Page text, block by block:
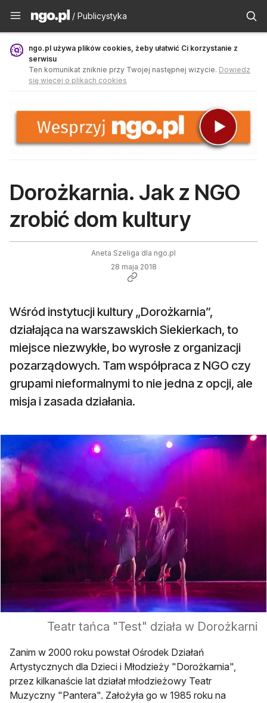
Publicystyka - ngo.pl
/ Publicystyka
ngo.pl używa plików cookies, żeby ułatwić Ci korzystanie z
serwisu
Ten komunikat zniknie przy Twojej następnej wizycie. Dowiedz
się więcej o plikach cookies
Dorożkarnia. Jak z NGO
zrobić dom kultury
Aneta Szeliga dla ngo.pl
28 maja 2018
Wśród instytucji kultury „Dorożkarnia”,
działająca na warszawskich Siekierkach, to
miejsce niezwykłe, bo wyrosłe z organizacji
pozarządowych. Tam współpraca z NGO czy
grupami nieformalnymi to nie jedna z opcji, ale
misja i zasada działania.
Teatr tańca "Test" działa w Dorożkarni
Zanim w 2000 roku powstał Ośrodek Działań
Artystycznych dla Dzieci i Młodzieży "Dorożkarnia",
przez kilkanaście lat działał młodzieżowy Teatr
Muzyczny "Pantera". Założyła go w 1985 roku na